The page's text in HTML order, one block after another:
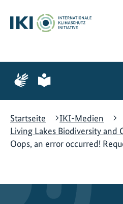
Hauptinhalt
springen
Suche
springen
Hauptnavigation
springen
Zur
Seite
Gebärdensprache
Zur
Seite
leichte
Startseite
IKI-Medien
Living Lakes Biodiversity and
Oops, an error occurred!